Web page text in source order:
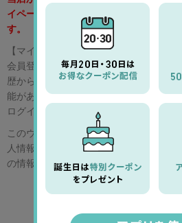
イページよりご登録メールアドレスの
す。
【マイページとは？】
会員登録されているお客様専用ページ
歴からのご注文、配送状況の確認、ポ
能があります。ご登録頂いた、お客様の
ログインしてください。
このウェブサイトは、SSLサーバー証
人情報を保護しています。 https で始
の情報がSSLにより暗号化されて送受信